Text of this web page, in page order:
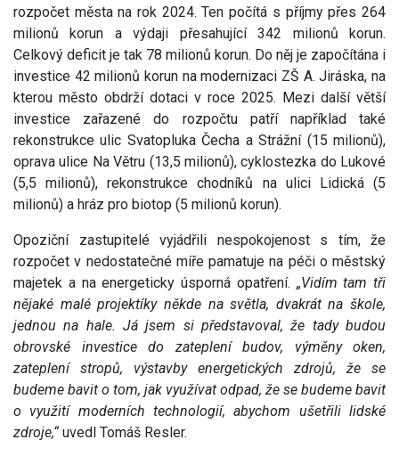
rozpočet města na rok 2024. Ten počítá s příjmy přes 264
milionů korun a výdaji přesahující 342 milionů korun.
Celkový deficit je tak 78 milionů korun. Do něj je započítána i
investice 42 milionů korun na modernizaci ZŠ A. Jiráska, na
kterou město obdrží dotaci v roce 2025. Mezi další větší
investice zařazené do rozpočtu patří například také
rekonstrukce ulic Svatopluka Čecha a Strážní (15 milionů),
oprava ulice Na Větru (13,5 milionů), cyklostezka do Lukové
(5,5 milionů), rekonstrukce chodníků na ulici Lidická (5
milionů) a hráz pro biotop (5 milionů korun).
Opoziční zastupitelé vyjádřili nespokojenost s tím, že
rozpočet v nedostatečné míře pamatuje na péči o městský
majetek a na energeticky úsporná opatření. „Vidím tam tři
nějaké malé projektíky někde na světla, dvakrát na škole,
jednou na hale. Já jsem si představoval, že tady budou
obrovské investice do zateplení budov, výměny oken,
zateplení stropů, výstavby energetických zdrojů, že se
budeme bavit o tom, jak využívat odpad, že se budeme bavit
o využití moderních technologií, abychom ušetřili lidské
zdroje,“uvedl Tomáš Resler.